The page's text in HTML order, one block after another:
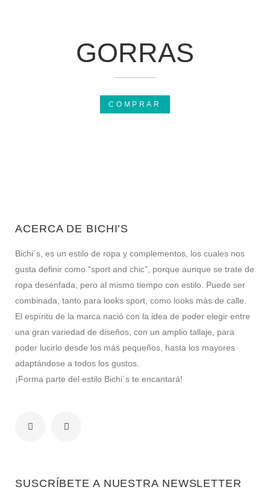
GORRAS
COMPRAR
ACERCA DE BICHI’S
Bichi´s, es un estilo de ropa y complementos, los cuales nos
gusta definir como “sport and chic”, porque aunque se trate de
ropa desenfada, pero al mismo tiempo con estilo. Puede ser
combinada, tanto para looks sport, como looks más de calle.
El espíritu de la marca nació con la idea de poder elegir entre
una gran variedad de diseños, con un amplio tallaje, para
poder lucirlo desde los más pequeños, hasta los mayores
adaptándose a todos los gustos.
¡Forma parte del estilo Bichi´s te encantará!
SUSCRÍBETE A NUESTRA NEWSLETTER